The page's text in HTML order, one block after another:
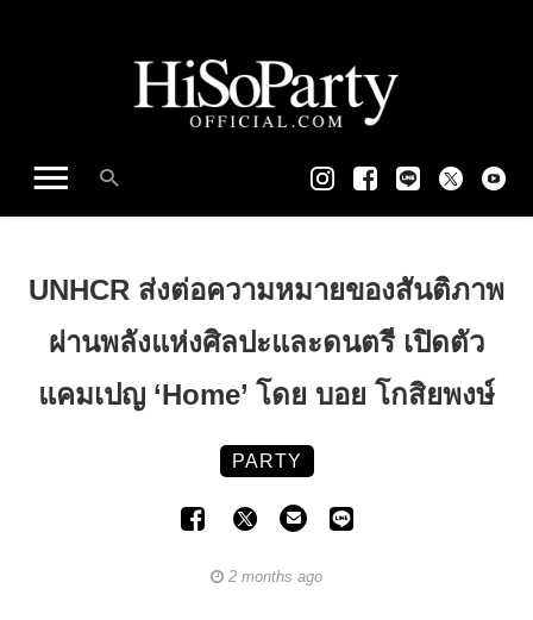
UNHCR ส่งต่อความหมายของสันติภาพ
ผ่านพลังแห่งศิลปะและดนตรี เปิดตัว
แคมเปญ ‘Home’ โดย บอย โกสิยพงษ์
PARTY
2 months ago